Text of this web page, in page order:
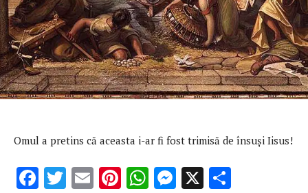
Omul a pretins că aceasta i-ar fi fost trimisă de însuşi Iisus!
F T E Pi W M X